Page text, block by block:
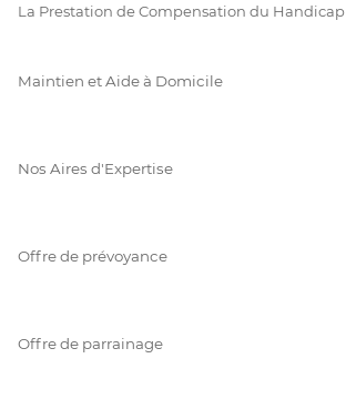
La Prestation de Compensation du Handicap
Maintien et Aide à Domicile
Nos Aires d'Expertise
Offre de prévoyance
Offre de parrainage